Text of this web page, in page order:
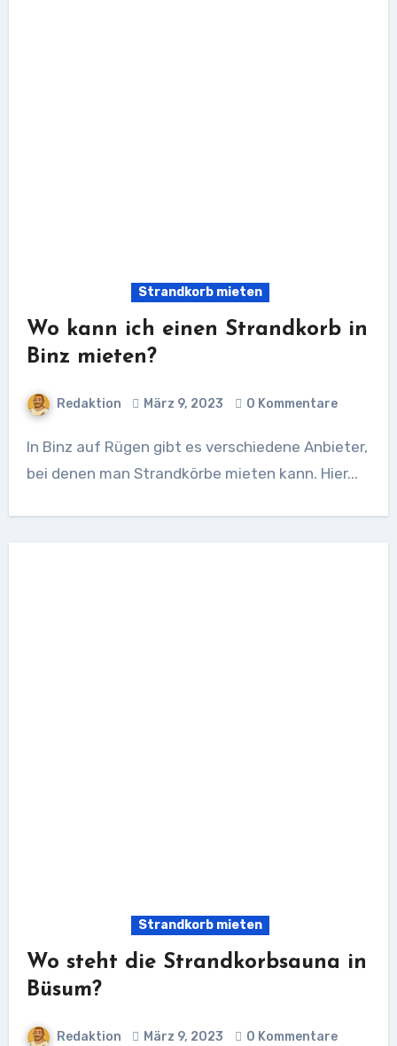
Strandkorb mieten
Wo kann ich einen Strandkorb in
Binz mieten?
Redaktion März 9, 2023 0 Kommentare
In Binz auf Rügen gibt es verschiedene Anbieter,
bei denen man Strandkörbe mieten kann. Hier...
Strandkorb mieten
Wo steht die Strandkorbsauna in
Büsum?
Redaktion März 9, 2023 0 Kommentare